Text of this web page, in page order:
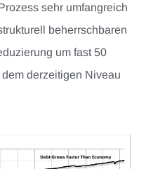
sehr umfangreich
beherrschbaren
um fast 50
derzeitigen Niveau